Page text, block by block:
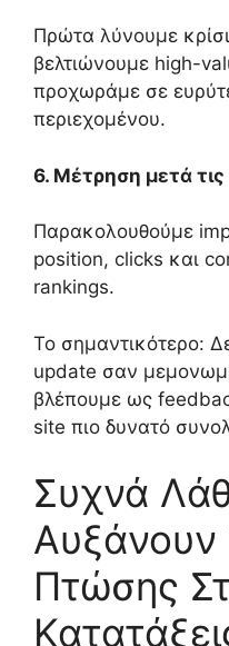
Πρώτα λύνουμε
βελτιώνουμε high-
προχωράμε σε
περιεχομένου.
6. Μέτρηση μετά τις
Παρακολουθούμε
position, clicks και
rankings.
Το σημαντικότερο:
update σαν
βλέπουμε ως
site πιο δυνατό
Συχνά
Αυξάνουν
Πτώσης